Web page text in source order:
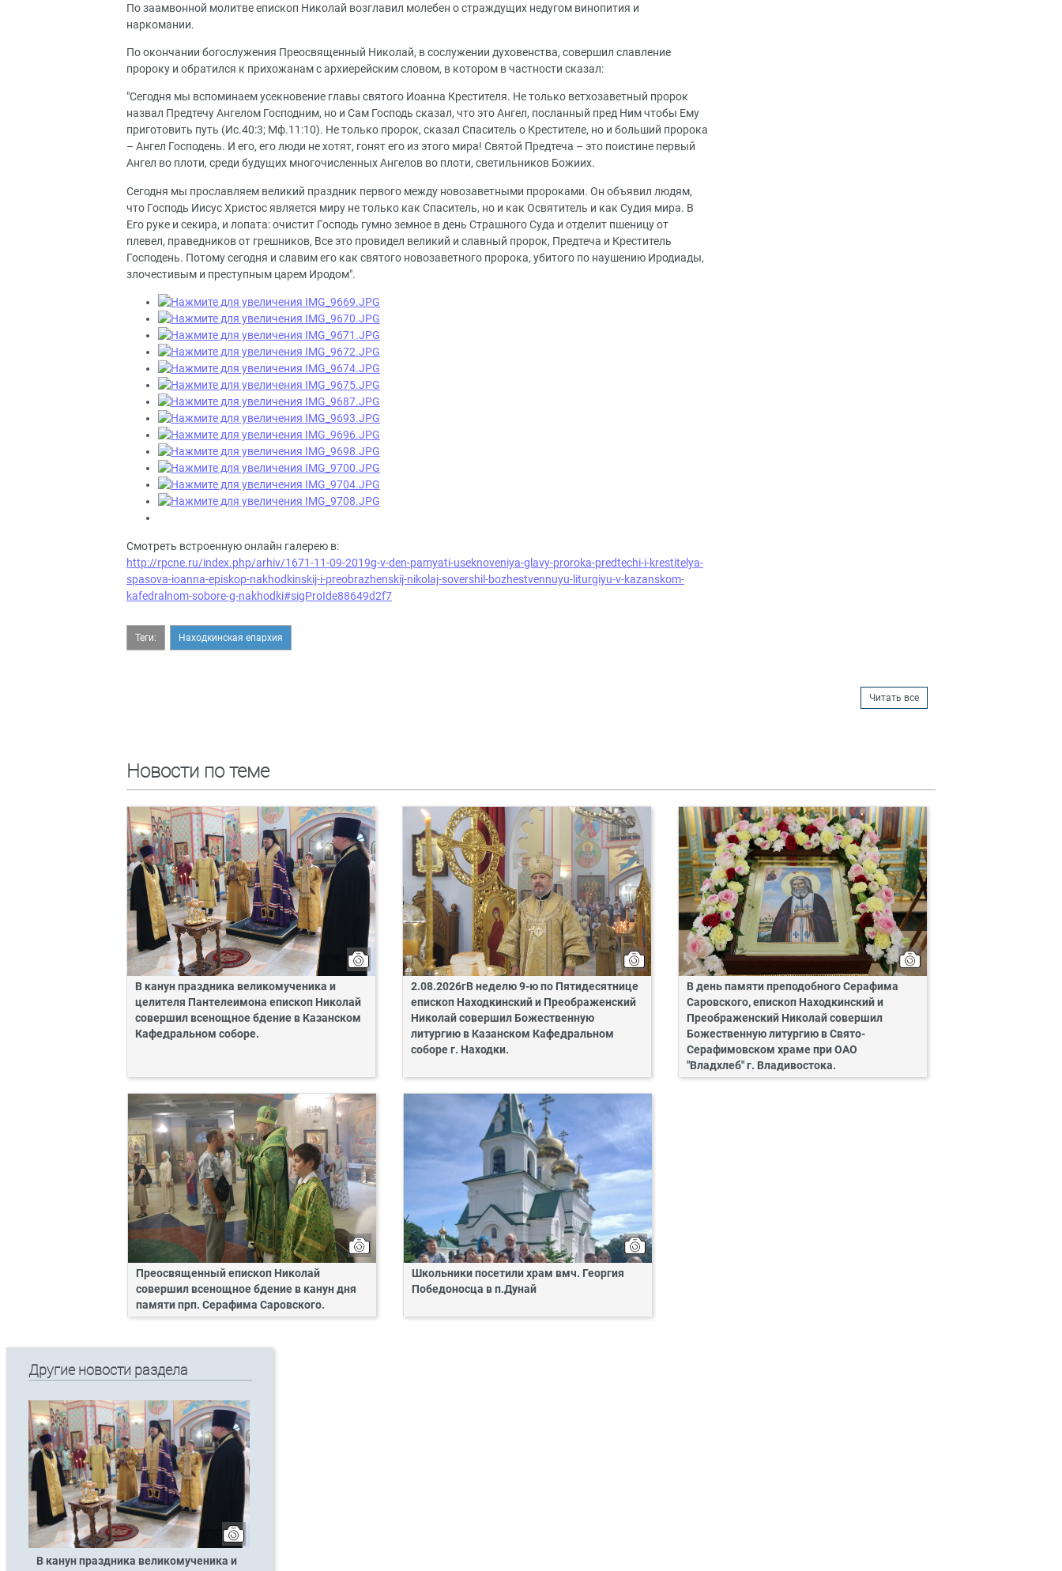
По заамвонной молитве епископ Николай возглавил молебен о страждущих недугом винопития и
наркомании.
По окончании богослужения Преосвященный Николай, в сослужении духовенства, совершил славление
пророку и обратился к прихожанам с архиерейским словом, в котором в частности сказал:
"Сегодня мы вспоминаем усекновение главы святого Иоанна Крестителя. Не только ветхозаветный пророк
назвал Предтечу Ангелом Господним, но и Сам Господь сказал, что это Ангел, посланный пред Ним чтобы Ему
приготовить путь (Ис.40:3; Мф.11:10). Не только пророк, сказал Спаситель о Крестителе, но и больший пророка
– Ангел Господень. И его, его люди не хотят, гонят его из этого мира! Святой Предтеча – это поистине первый
Ангел во плоти, среди будущих многочисленных Ангелов во плоти, светильников Божиих.
Сегодня мы прославляем великий праздник первого между новозаветными пророками. Он объявил людям,
что Господь Иисус Христос является миру не только как Спаситель, но и как Освятитель и как Судия мира. В
Его руке и секира, и лопата: очистит Господь гумно земное в день Страшного Суда и отделит пшеницу от
плевел, праведников от грешников, Все это провидел великий и славный пророк, Предтеча и Креститель
Господень. Потому сегодня и славим его как святого новозаветного пророка, убитого по наушению Иродиады,
злочестивым и преступным царем Иродом".
Смотреть встроенную онлайн галерею в:
http://rpcne.ru/index.php/arhiv/1671-11-09-2019g-v-den-pamyati-useknoveniya-glavy-proroka-predtechi-i-krestitelya-
spasova-ioanna-episkop-nakhodkinskij-i-preobrazhenskij-nikolaj-sovershil-bozhestvennuyu-liturgiyu-v-kazanskom-
kafedralnom-sobore-g-nakhodki#sigProIde88649d2f7
Теги: Находкинская епархия
Читать все
Новости по теме
В канун праздника великомученика и
целителя Пантелеимона епископ Николай
совершил всенощное бдение в Казанском
Кафедральном соборе.
2.08.2026гВ неделю 9-ю по Пятидесятнице
епископ Находкинский и Преображенский
Николай совершил Божественную
литургию в Казанском Кафедральном
соборе г. Находки.
В день памяти преподобного Серафима
Саровского, епископ Находкинский и
Преображенский Николай совершил
Божественную литургию в Свято-
Серафимовском храме при ОАО
"Владхлеб" г. Владивостока.
Преосвященный епископ Николай
совершил всенощное бдение в канун дня
памяти прп. Серафима Саровского.
Школьники посетили храм вмч. Георгия
Победоносца в п.Дунай
Другие новости раздела
В канун праздника великомученика и